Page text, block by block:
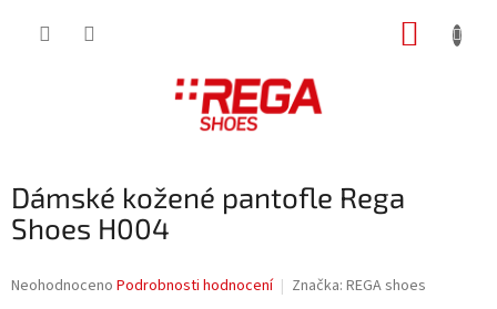
Dámské kožené pantofle Rega
Shoes H004
Průměrné
Neohodnoceno Podrobnosti hodnocení Značka: REGA shoes